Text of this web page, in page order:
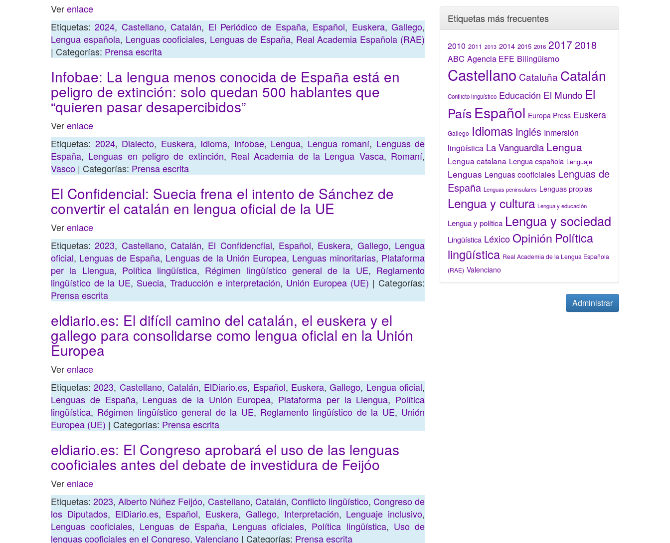
Verenlace
Etiquetas:2024, Castellano,Catalán, El Periódico de España, Español, Euskera,Gallego,
Lengua española, Lenguas cooficiales, Lenguas de España, Real Academia Española (RAE)
| Categorías: Prensa escrita
Infobae: La lengua menos conocida de España está en
peligro de extinción: solo quedan 500 hablantes que
“quieren pasar desapercibidos”
Verenlace
Etiquetas: 2024, Dialecto, Euskera, Idioma, Infobae, Lengua, Lengua romaní, Lenguas de
España, Lenguas en peligro de extinción, Real Academia de la Lengua Vasca, Romaní,
Vasco | Categorías: Prensa escrita
El Confidencial: Suecia frena el intento de Sánchez de
convertir el catalán en lengua oficial de la UE
Verenlace
Etiquetas:2023, Castellano,Catalán, El Confidencfial, Español, Euskera, Gallego, Lengua
oficial, Lenguas de España, Lenguas de la Unión Europea, Lenguas minoritarias, Plataforma
per la Llengua, Política lingüística, Régimen lingüístico general de la UE, Reglamento
lingüístico de la UE, Suecia,Traducción e interpretación, Unión Europea (UE) | Categorías:
Prensa escrita
eldiario.es: El difícil camino del catalán, el euskera y el
gallego para consolidarse como lengua oficial en la Unión
Europea
Verenlace
Etiquetas:2023, Castellano,Catalán, ElDiario.es, Español, Euskera,Gallego, Lengua oficial,
Lenguas de España, Lenguas de la Unión Europea, Plataforma per la Llengua, Política
lingüística, Régimen lingüístico general de la UE, Reglamento lingüístico de la UE, Unión
Europea (UE) | Categorías: Prensa escrita
eldiario.es: El Congreso aprobará el uso de las lenguas
cooficiales antes del debate de investidura de Feijóo
Verenlace
Etiquetas:2023,Alberto Núñez Feijóo, Castellano, Catalán, Conflicto lingüístico, Congreso de
los Diputados, ElDiario.es, Español, Euskera, Gallego, Interpretación, Lenguaje inclusivo,
Lenguas cooficiales, Lenguas de España, Lenguas oficiales, Política lingüística, Uso de
lenguas cooficiales en el Congreso, Valenciano | Categorías: Prensa escrita
Etiquetas más frecuentes
2010 2011 2013 2014 2015 2016 2017 2018
ABC Agencia EFE Bilingüismo
Castellano Cataluña Catalán
Conflicto lingüístico Educación El Mundo El
País Español Europa Press Euskera
Gallego Idiomas Inglés Inmersión
lingüística La Vanguardia Lengua
Lengua catalana Lengua española Lenguaje
Lenguas Lenguas cooficiales Lenguas de
España Lenguas peninsulares Lenguas propias
Lengua y cultura Lengua y educación
Lengua y política Lengua y sociedad
Lingüística LéxicoOpinión Política
lingüística Real Academia de la Lengua Española
(RAE) Valenciano
Administrar